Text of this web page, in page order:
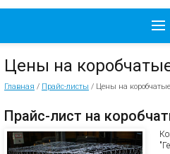
Цены на
Главная / Прайс-листы / Цены на
Прайс-лист на